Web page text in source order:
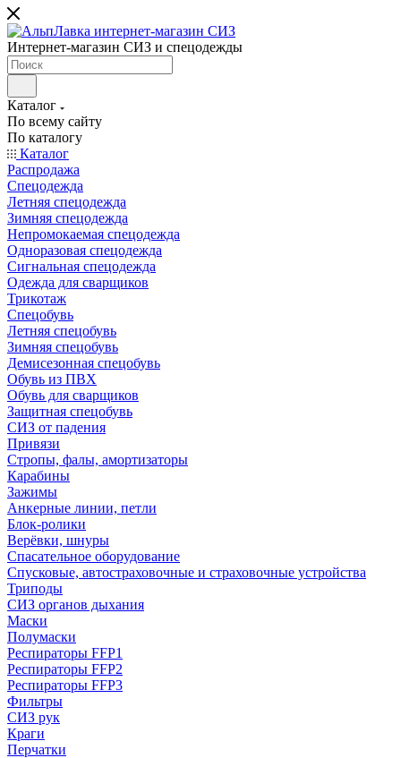
Интернет-магазин СИЗ и спецодежды
Каталог
По всему сайту
По каталогу
Каталог
Распродажа
Спецодежда
Летняя спецодежда
Зимняя спецодежда
Непромокаемая спецодежда
Одноразовая спецодежда
Сигнальная спецодежда
Одежда для сварщиков
Трикотаж
Спецобувь
Летняя спецобувь
Зимняя спецобувь
Демисезонная спецобувь
Обувь из ПВХ
Обувь для сварщиков
Защитная спецобувь
СИЗ от падения
Привязи
Стропы, фалы, амортизаторы
Карабины
Зажимы
Анкерные линии, петли
Блок-ролики
Верёвки, шнуры
Спасательное оборудование
Спусковые, автостраховочные и страховочные устройства
Триподы
СИЗ органов дыхания
Маски
Полумаски
Респираторы FFP1
Респираторы FFP2
Респираторы FFP3
Фильтры
СИЗ рук
Краги
Перчатки